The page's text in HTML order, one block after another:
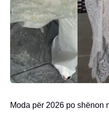
Moda për 2026 po shënon